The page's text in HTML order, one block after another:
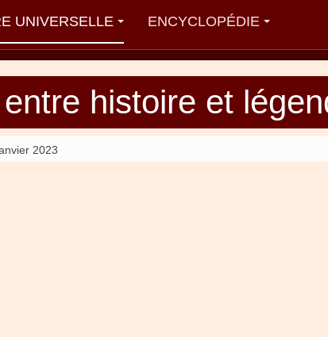
UNIVERSELLE ENCYCLOPÉDIE
histoire et
2023